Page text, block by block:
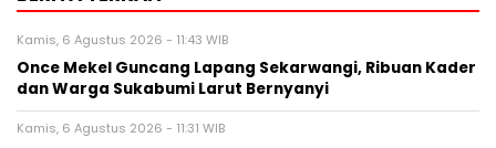
Kamis, 6 Agustus 2026 - 11:43 WIB
Once Mekel Guncang Lapang Sekarwangi, Ribuan Kader
dan Warga Sukabumi Larut Bernyanyi
Kamis, 6 Agustus 2026 - 11:31 WIB